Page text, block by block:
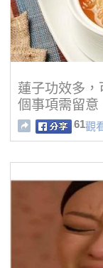
蓮子功效多
個事項需留意
61觀